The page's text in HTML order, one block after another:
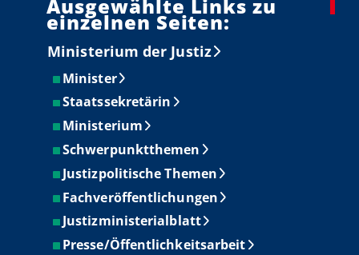
Ausgewählte Links zu
einzelnen Seiten:
Ministerium der Justiz
Minister
Staatssekretärin
Ministerium
Schwerpunktthemen
Justizpolitische Themen
Fachveröffentlichungen
Justizministerialblatt
Presse/Öffentlichkeitsarbeit